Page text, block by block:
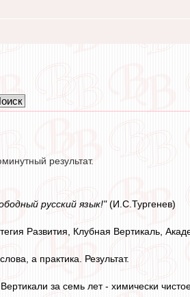
результат.
русский язык!"(И.С.Тургенев)
Развития, Клубная Вертикаль,
а практика. Результат.
за семь лет - химически